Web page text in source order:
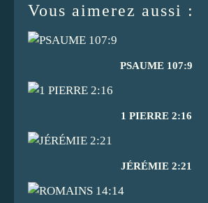
Vous aimerez aussi :
PSAUME 107:9
1 PIERRE 2:16
JÉRÉMIE 2:21